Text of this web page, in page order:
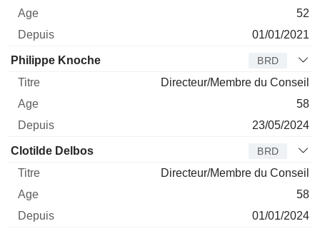
52
01/01/2021
Philippe Knoche BRD
Directeur/Membre du Conseil
58
23/05/2024
Clotilde Delbos BRD
Directeur/Membre du Conseil
58
01/01/2024